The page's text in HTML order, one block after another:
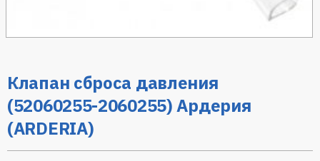
Клапан сброса давления
(52060255-2060255) Ардерия
(ARDERIA)